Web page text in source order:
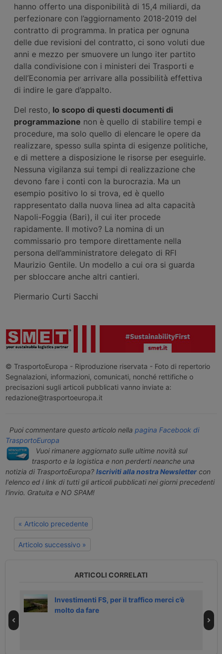
hanno offerto una disponibilità di 15,4 miliardi, da
perfezionare con l’aggiornamento 2018-2019 del
contratto di programma. In pratica per ognuna
delle due revisioni del contratto, ci sono voluti due
anni e mezzo per smuovere un lungo iter partito
dalla condivisione con i ministeri dei Trasporti e
dell’Economia per arrivare alla possibilità effettiva
di indire le gare d’appalto.
Del resto, lo scopo di questi documenti di
programmazione non è quello di stabilire tempi e
procedure, ma solo quello di elencare le opere da
realizzare, spesso sulla spinta di esigenze politiche,
e di mettere a disposizione le risorse per eseguirle.
Nessuna vigilanza sui tempi di realizzazione che
devono fare i conti con la burocrazia. Ma un
esempio positivo lo si trova, ed è quello
rappresentato dalla nuova linea ad alta capacità
Napoli-Foggia (Bari), il cui iter procede
rapidamente. Il motivo? La nomina di un
commissario pro tempore direttamente nella
persona dell’amministratore delegato di RFI
Maurizio Gentile. Un modello a cui ora si guarda
per sbloccare anche altri cantieri.
Piermario Curti Sacchi
© TrasportoEuropa - Riproduzione riservata - Foto di repertorio
Segnalazioni, informazioni, comunicati, nonché rettifiche o
precisazioni sugli articoli pubblicati vanno inviate a:
redazione@trasportoeuropa.it
Puoi commentare questo articolo nella pagina Facebook di
TrasportoEuropa
Vuoi rimanere aggiornato sulle ultime novità sul
trasporto e la logistica e non perderti neanche una
notizia di TrasportoEuropa? Iscriviti alla nostra Newslettercon
l'elenco ed i link di tutti gli articoli pubblicati nei giorni precedenti
l'invio. Gratuita e NO SPAM!
« Articolo precedente
Articolo successivo »
ARTICOLI CORRELATI
Investimenti FS, per il traffico merci c’è
molto da fare